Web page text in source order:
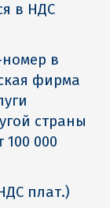
в НДС
в
фирма
страны
000
плат.)